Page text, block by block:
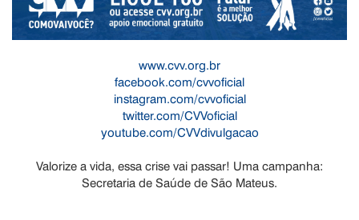
www.cvv.org.br
facebook.com/cvvoficial
instagram.com/cvvoficial
twitter.com/CVVoficial
youtube.com/CVVdivulgacao
Valorize a vida, essa crise vai passar! Uma campanha:
Secretaria de Saúde de São Mateus.